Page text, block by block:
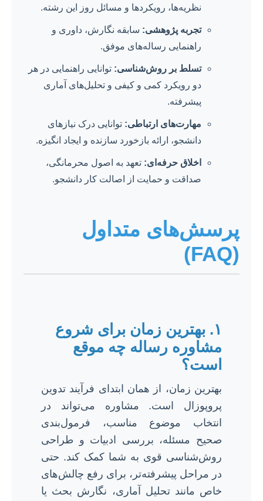
نظریه‌ها، رویکردها و مسائل روز این رشته.
تجربه پژوهشی: سابقه نگارش، داوری و
راهنمایی رساله‌های موفق.
تسلط بر روش‌شناسی: توانایی راهنمایی در هر
دو رویکرد کمی و کیفی و تحلیل‌های آماری
پیشرفته.
مهارت‌های ارتباطی: توانایی درک نیازهای
دانشجو، ارائه بازخورد سازنده و ایجاد انگیزه.
اخلاق حرفه‌ای: تعهد به اصول محرمانگی،
صداقت و حمایت از اصالت کار دانشجو.
پرسش‌های متداول
(FAQ)
۱. بهترین زمان برای شروع
مشاوره رساله چه موقع
است؟
بهترین زمان، از همان ابتدای فرآیند تدوین
پروپوزال است. مشاوره می‌تواند در
انتخاب موضوع مناسب، فرمول‌بندی
صحیح مسئله، بررسی ادبیات و طراحی
روش‌شناسی قوی به شما کمک کند. حتی
در مراحل پیشرفته‌تر، برای رفع چالش‌های
خاص مانند تحلیل آماری، نگارش بحث یا